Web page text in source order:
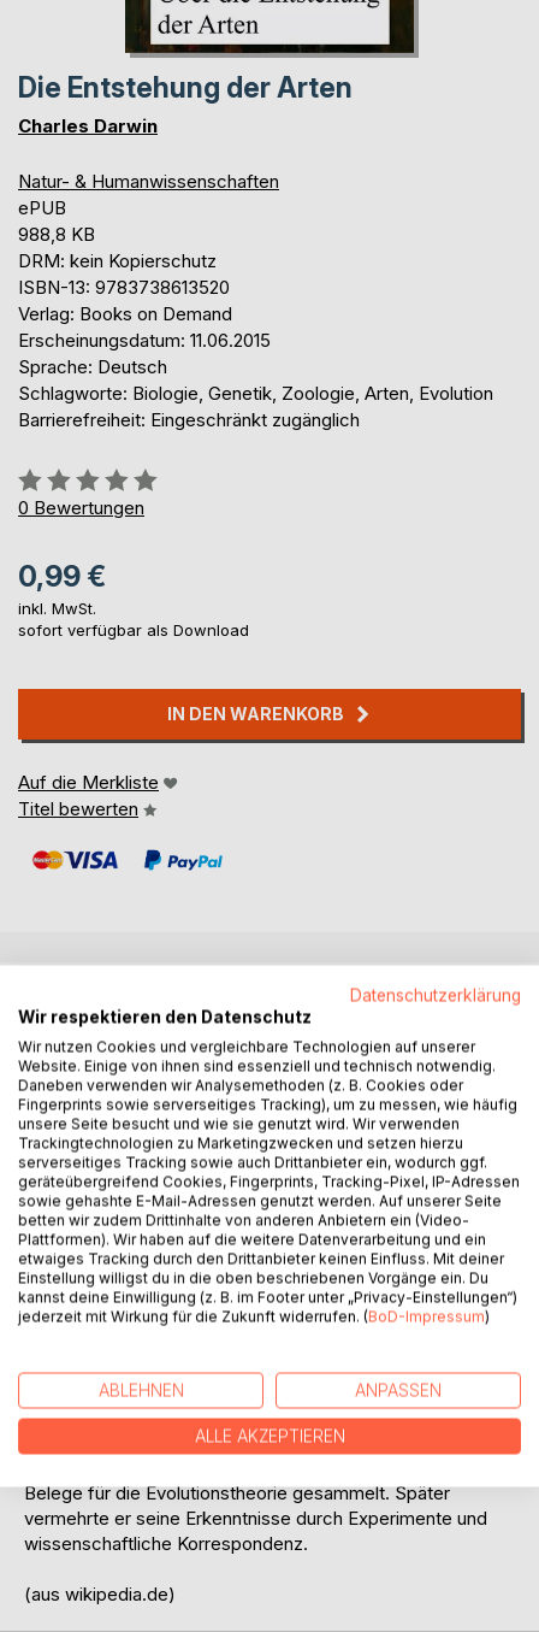
Die Entstehung der Arten
Charles Darwin
Natur- & Humanwissenschaften
ePUB
988,8 KB
DRM: kein Kopierschutz
ISBN-13: 9783738613520
Verlag: Books on Demand
Erscheinungsdatum: 11.06.2015
Sprache: Deutsch
Schlagworte: Biologie, Genetik, Zoologie, Arten, Evolution
Barrierefreiheit: Eingeschränkt zugänglich
Bewertung::
0%
0 Bewertungen
0,99 €
inkl. MwSt.
sofort verfügbar als Download
IN DEN WARENKORB
Auf die Merkliste
Titel bewerten
Über die Entstehung der Arten (englisch: On the Origin of
Species) ist das Hauptwerk des britischen Naturforschers
Charles Darwin (1809–1882). Es wurde am 24. November
1859 veröffentlicht und gilt als grundlegendes Werk der
Evolutionsbiologie. Der vollständige Titel lautete: On the
Origin of Species by Means of Natural Selection, or the
Preservation of Favoured Races in the Struggle for Life.
Darwin bearbeitete insgesamt sechs Auflagen. In der
sechsten Auflage (1872) lautete der Kurztitel The Origin of
Species.
natürliche Selektion im Laufe langer Zeiträume verändern
und dass alle heute existierenden Lebewesen von
gemeinsamen Vorfahren abstammen. Bereits auf seiner
Belege für die Evolutionstheorie gesammelt. Später
vermehrte er seine Erkenntnisse durch Experimente und
wissenschaftliche Korrespondenz.
(aus wikipedia.de)
Datenschutzerklärung
Wir respektieren den Datenschutz
Wir nutzen Cookies und vergleichbare Technologien auf unserer
Website. Einige von ihnen sind essenziell und technisch notwendig.
Daneben verwenden wir Analysemethoden (z. B. Cookies oder
Fingerprints sowie serverseitiges Tracking), um zu messen, wie häufig
unsere Seite besucht und wie sie genutzt wird. Wir verwenden
Trackingtechnologien zu Marketingzwecken und setzen hierzu
serverseitiges Tracking sowie auch Drittanbieter ein, wodurch ggf.
geräteübergreifend Cookies, Fingerprints, Tracking-Pixel, IP-Adressen
sowie gehashte E-Mail-Adressen genutzt werden. Auf unserer Seite
betten wir zudem Drittinhalte von anderen Anbietern ein (Video-
Plattformen). Wir haben auf die weitere Datenverarbeitung und ein
etwaiges Tracking durch den Drittanbieter keinen Einfluss. Mit deiner
Einstellung willigst du in die oben beschriebenen Vorgänge ein. Du
kannst deine Einwilligung (z. B. im Footer unter „Privacy-Einstellungen“)
jederzeit mit Wirkung für die Zukunft widerrufen. (BoD-Impressum)
ABLEHNEN ANPASSEN
ALLE AKZEPTIEREN